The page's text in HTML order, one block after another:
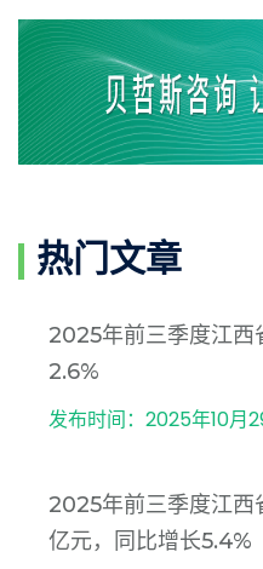
热门文章
2025年前三季度江西
2.6%
发布时间：2025年10月
2025年前三季度江
亿元，同比增长5.4%